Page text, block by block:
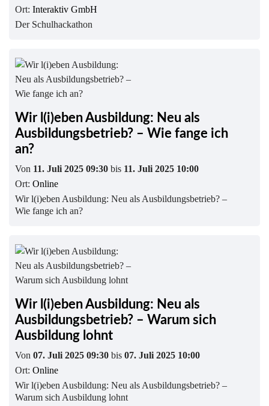
Ort: Interaktiv GmbH
Der Schulhackathon
Wir l(i)eben Ausbildung: Neu als
Ausbildungsbetrieb? – Wie fange ich
an?
Von 11. Juli 2025 09:30 bis 11. Juli 2025 10:00
Ort: Online
Wir l(i)eben Ausbildung: Neu als Ausbildungsbetrieb? –
Wie fange ich an?
Wir l(i)eben Ausbildung: Neu als
Ausbildungsbetrieb? – Warum sich
Ausbildung lohnt
Von 07. Juli 2025 09:30 bis 07. Juli 2025 10:00
Ort: Online
Wir l(i)eben Ausbildung: Neu als Ausbildungsbetrieb? –
Warum sich Ausbildung lohnt